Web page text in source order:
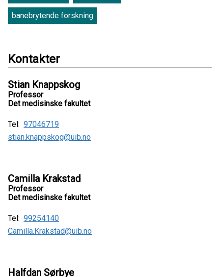
banebrytende forskning
Kontakter
Stian Knappskog
Professor
Det medisinske fakultet
Tel: 97046719
stian.knappskog@uib.no
Camilla Krakstad
Professor
Det medisinske fakultet
Tel: 99254140
Camilla.Krakstad@uib.no
Halfdan Sørbye